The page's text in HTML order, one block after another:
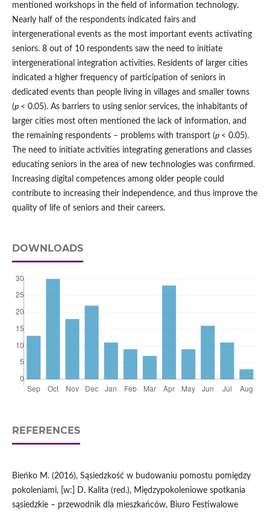
mentioned workshops in the field of information technology.
Nearly half of the respondents indicated fairs and
intergenerational events as the most important events activating
seniors. 8 out of 10 respondents saw the need to initiate
intergenerational integration activities. Residents of larger cities
indicated a higher frequency of participation of seniors in
dedicated events than people living in villages and smaller towns
(p < 0.05). As barriers to using senior services, the inhabitants of
larger cities most often mentioned the lack of information, and
the remaining respondents – problems with transport (p < 0.05).
The need to initiate activities integrating generations and classes
educating seniors in the area of new technologies was confirmed.
Increasing digital competences among older people could
contribute to increasing their independence, and thus improve the
quality of life of seniors and their careers.
DOWNLOADS
REFERENCES
Bieńko M. (2016), Sąsiedzkość w budowaniu pomostu pomiędzy
pokoleniami, [w:] D. Kalita (red.), Międzypokoleniowe spotkania
sąsiedzkie – przewodnik dla mieszkańców, Biuro Festiwalowe